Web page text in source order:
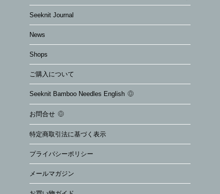
Seeknit Journal
News
Shops
ご購入について
Seeknit Bamboo Needles English
お問合せ
特定商取引法に基づく表示
プライバシーポリシー
メールマガジン